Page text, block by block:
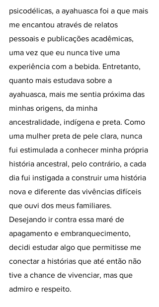
psicodélicas, a ayahuasca foi a que mais
me encantou através de relatos
pessoais e publicações acadêmicas,
uma vez que eu nunca tive uma
experiência com a bebida. Entretanto,
quanto mais estudava sobre a
ayahuasca, mais me sentia próxima das
minhas origens, da minha
ancestralidade, indígena e preta. Como
uma mulher preta de pele clara, nunca
fui estimulada a conhecer minha própria
história ancestral, pelo contrário, a cada
dia fui instigada a construir uma história
nova e diferente das vivências difíceis
que ouvi dos meus familiares.
Desejando ir contra essa maré de
apagamento e embranquecimento,
decidi estudar algo que permitisse me
conectar a histórias que até então não
tive a chance de vivenciar, mas que
admiro e respeito.